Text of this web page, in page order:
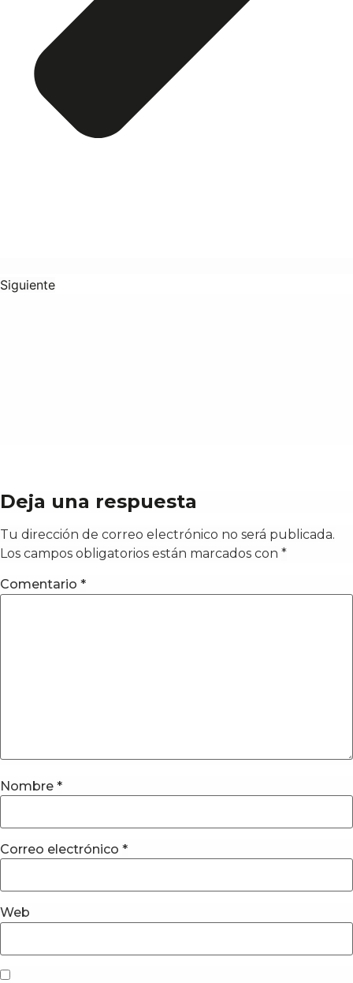
Siguiente
Deja una respuesta
Tu dirección de correo electrónico no será publicada.
Los campos obligatorios están marcados con *
Comentario *
Nombre *
Correo electrónico *
Web